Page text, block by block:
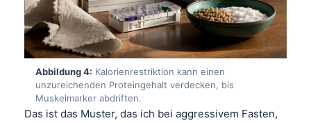
Abbildung 4: Kalorienrestriktion kann einen
unzureichenden Proteingehalt verdecken, bis
Muskelmarker abdriften.
Das ist das Muster, das ich bei aggressivem Fasten,